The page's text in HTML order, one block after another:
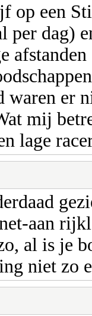
op een
per dag)
waren er
mij
lage
aan
al is je
niet zo